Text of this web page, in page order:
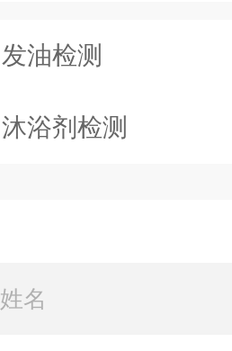
发油检测
沐浴剂检测